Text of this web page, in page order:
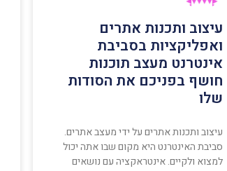
עיצוב ותכנות אתרים
ואפליקציות בסביבת
אינטרנט מעצב תוכנות
חושף בפניכם את הסודות
שלו
עיצוב ותכנות אתרים על ידי מעצב אתרים.
סביבת האינטרנט היא מקום שבו אתה יכול
למצוא ולקיים. אינטראקציה עם נושאים